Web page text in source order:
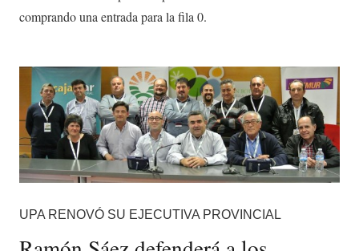
comprando una entrada para la fila 0.
UPA RENOVÓ SU EJECUTIVA PROVINCIAL